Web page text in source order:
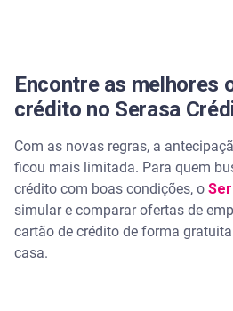
Encontre as melhores
crédito no Serasa
Com as novas regras, a
ficou mais limitada. Para quem
crédito com boas condições, o
simular e comparar ofertas de
cartão de crédito de forma
casa.